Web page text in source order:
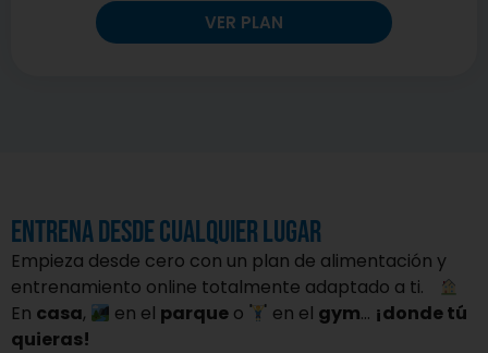
VER PLAN
ENTRENA DESDE CUALQUIER LUGAR
Empieza desde cero con un plan de alimentación y
entrenamiento online totalmente adaptado a ti.
En casa, en el parque o en el gym… ¡donde tú
quieras!